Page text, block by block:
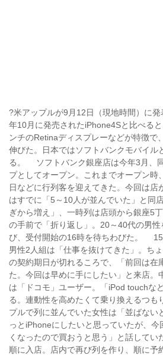
?米アップルが9月12日（現地時間）に
年10月に発売されたiPhone4Sと比べる
ンチのRetinaディスプレーなどが特徴で
伸びた。日本ではソフトバンクモバイル
る。 ソフトバンク銀座店は今年3月、
プとしてオープン。これまでオープン時
日などに行列客を迎えてきた。今回は店
はすでに「5～10人が並んでいた」と同
ぎから増え」、一時列は店頭から銀座5
の手前で「折り返し」。20～40代の男
び、受付開始の16時を待ちわびた。 15
男性2人組は「仕事を抜けてきた」。ち
の契約期日が切れるころで、「前回は在
た。今回は早めに手にしたい」と来店。
は「ドコモ」ユーザー。「iPod touchな
る。連動性を高めたくて乗り換えるつも
プルで列に並んでいた女性は「並ばない
っとiPhoneにしたいと思っていたが、今
くなったので買おうと思う」と話して
順に入店。店内で再び列を作り、順に